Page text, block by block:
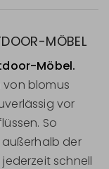
MÖBEL
Möbel.
von blomus
vor
So
der
schnell